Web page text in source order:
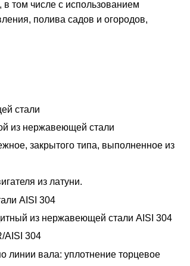
том числе с использованием
полива садов и огородов,
стали
из нержавеющей стали
закрытого типа, выполненное из
из латуни.
AISI 304
из нержавеющей стали AISI 304
AISI 304
линии вала: уплотнение торцевое